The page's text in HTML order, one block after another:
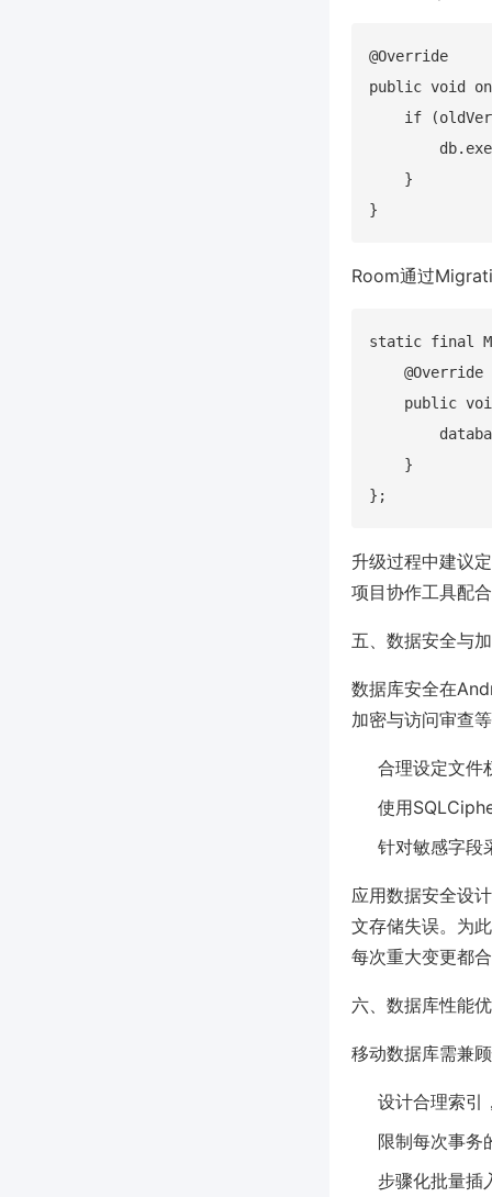
@Override
public void
if
    }
Room通过
static final
    @Override
public
    }
升级过程中建议
项目协作工具配
五、数据安全与
数据库安全在
加密与访问审查
合理设定文件
使用
针对敏感字段
应用数据安全设
文存储失误。为
每次重大变更都
六、数据库性能
移动数据库需兼
设计合理索引
限制每次事务
步骤化批量插